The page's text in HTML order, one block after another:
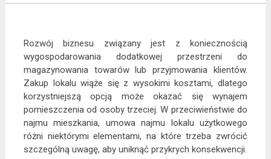
Rozwój biznesu związany jest z koniecznością
wygospodarowania dodatkowej przestrzeni do
magazynowania towarów lub przyjmowania klientów.
Zakup lokalu wiąże się z wysokimi kosztami, dlatego
korzystniejszą opcją może okazać się wynajem
pomieszczenia od osoby trzeciej. W przeciwieństwie do
najmu mieszkania, umowa najmu lokalu użytkowego
różni niektórymi elementami, na które trzeba zwrócić
szczególną uwagę, aby uniknąć przykrych konsekwencji.